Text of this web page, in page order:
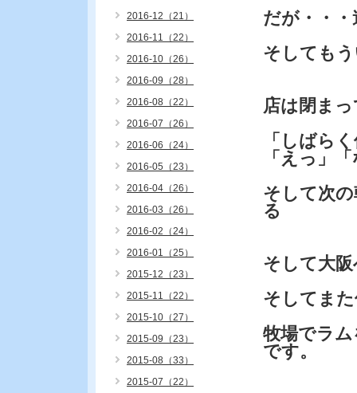
だが・・・
そしても
店は閉ま
「しばら
「えっ」
そして次
る
そして大
そしてま
牧場でラ
です。
2016-12（21）
2016-11（22）
2016-10（26）
2016-09（28）
2016-08（22）
2016-07（26）
2016-06（24）
2016-05（23）
2016-04（26）
2016-03（26）
2016-02（24）
2016-01（25）
2015-12（23）
2015-11（22）
2015-10（27）
2015-09（23）
2015-08（33）
2015-07（22）